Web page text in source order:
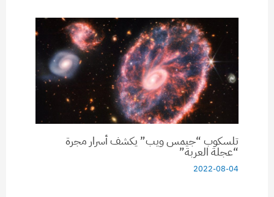
تلسكوب “جيمس ويب” يكشف أسرار مجرة
“عجلة العربة”
2022-08-04